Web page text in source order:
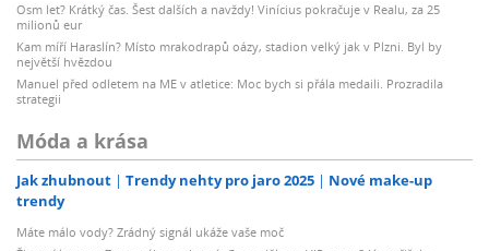
Osm let? Krátký čas. Šest dalších a navždy! Vinícius pokračuje v Realu, za 25
milionů eur
Kam míří Haraslín? Místo mrakodrapů oázy, stadion velký jak v Plzni. Byl by
největší hvězdou
Manuel před odletem na ME v atletice: Moc bych si přála medaili. Prozradila
strategii
Móda a krása
Jak zhubnout Trendy nehty pro jaro 2025
Nové make-up
trendy
Máte málo vody? Zrádný signál ukáže vaše moč